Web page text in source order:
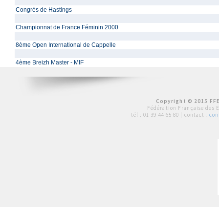
Congrés de Hastings
Championnat de France Féminin 2000
8ème Open International de Cappelle
4ème Breizh Master - MIF
Copyright © 2015
Fédération Française des
tél : 01 39 44 65 80 | contact :